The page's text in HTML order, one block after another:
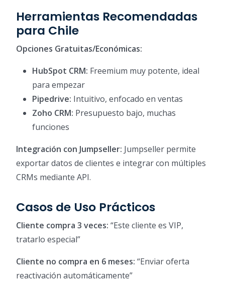
Herramientas Recomendadas
para Chile
Opciones Gratuitas/Económicas:
HubSpot CRM: Freemium muy potente, ideal
para empezar
Pipedrive: Intuitivo, enfocado en ventas
Zoho CRM: Presupuesto bajo, muchas
funciones
Integración con Jumpseller: Jumpseller permite
exportar datos de clientes e integrar con múltiples
CRMs mediante API.
Casos de Uso Prácticos
Cliente compra 3 veces: “Este cliente es VIP,
tratarlo especial”
Cliente no compra en 6 meses: “Enviar oferta
reactivación automáticamente”